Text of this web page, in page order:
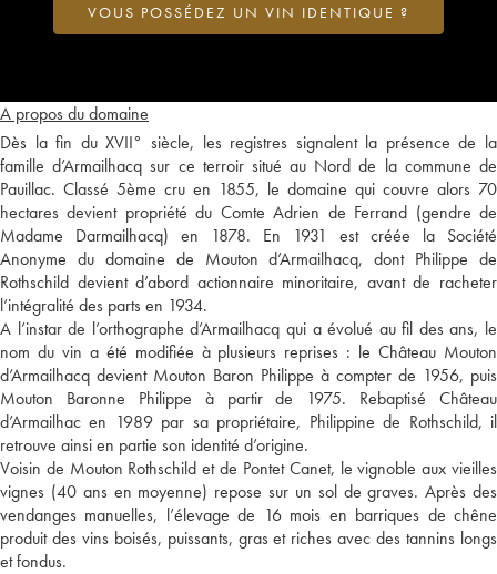
A propos du domaine
Dès la fin du XVII° siècle, les registres signalent la présence de la
famille d’Armailhacq sur ce terroir situé au Nord de la commune de
Pauillac. Classé 5ème cru en 1855, le domaine qui couvre alors 70
hectares devient propriété du Comte Adrien de Ferrand (gendre de
Madame Darmailhacq) en 1878. En 1931 est créée la Société
Anonyme du domaine de Mouton d’Armailhacq, dont Philippe de
Rothschild devient d’abord actionnaire minoritaire, avant de racheter
l’intégralité des parts en 1934.
A l’instar de l’orthographe d’Armailhacq qui a évolué au fil des ans, le
nom du vin a été modifiée à plusieurs reprises : le Château Mouton
d’Armailhacq devient Mouton Baron Philippe à compter de 1956, puis
Mouton Baronne Philippe à partir de 1975. Rebaptisé Château
d’Armailhac en 1989 par sa propriétaire, Philippine de Rothschild, il
retrouve ainsi en partie son identité d’origine.
Voisin de Mouton Rothschild et de Pontet Canet, le vignoble aux vieilles
vignes (40 ans en moyenne) repose sur un sol de graves. Après des
vendanges manuelles, l’élevage de 16 mois en barriques de chêne
produit des vins boisés, puissants, gras et riches avec des tannins longs
et fondus.
VOUS POSSÉDEZ UN VIN IDENTIQUE ?